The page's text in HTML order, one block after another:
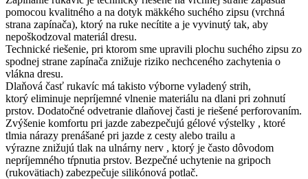
pomocou kvalitného a na dotyk mäkkého suchého zipsu (vrchná
strana zapínača), ktorý na ruke necítite a je vyvinutý tak, aby
nepoškodzoval materiál dresu.
Technické riešenie, pri ktorom sme upravili plochu suchého zipsu zo
spodnej strane zapínača znižuje riziko nechceného zachytenia o
vlákna dresu.
Dlaňová časť rukavíc má takisto výborne vyladený strih,
ktorý eliminuje nepríjemné vlnenie materiálu na dlani pri zohnutí
prstov. Dodatočné odvetranie dlaňovej časti je riešené perforovaním.
Zvýšenie komfortu pri jazde zabezpečujú gélové výstelky , ktoré
tlmia nárazy prenášané pri jazde z cesty alebo trailu a
výrazne znižujú tlak na ulnárny nerv , ktorý je často dôvodom
nepríjemného tŕpnutia prstov. Bezpečné uchytenie na gripoch
(rukovätiach) zabezpečuje silikónová potlač.